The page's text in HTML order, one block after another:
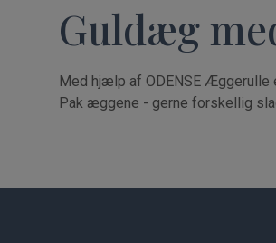
Guldæg
Med hjælp af ODENSE
Pak æggene - gerne forskellig